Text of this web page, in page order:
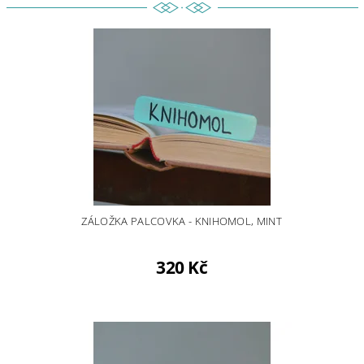
ZÁLOŽKA PALCOVKA - KNIHOMOL, MINT
320 Kč